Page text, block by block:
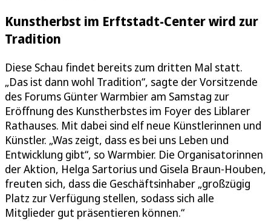
Kunstherbst im Erftstadt-Center wird zur
Tradition
Diese Schau findet bereits zum dritten Mal statt.
„Das ist dann wohl Tradition“, sagte der Vorsitzende
des Forums Günter Warmbier am Samstag zur
Eröffnung des Kunstherbstes im Foyer des Liblarer
Rathauses. Mit dabei sind elf neue Künstlerinnen und
Künstler. „Was zeigt, dass es bei uns Leben und
Entwicklung gibt“, so Warmbier. Die Organisatorinnen
der Aktion, Helga Sartorius und Gisela Braun-Houben,
freuten sich, dass die Geschäftsinhaber „großzügig
Platz zur Verfügung stellen, sodass sich alle
Mitglieder gut präsentieren können.“